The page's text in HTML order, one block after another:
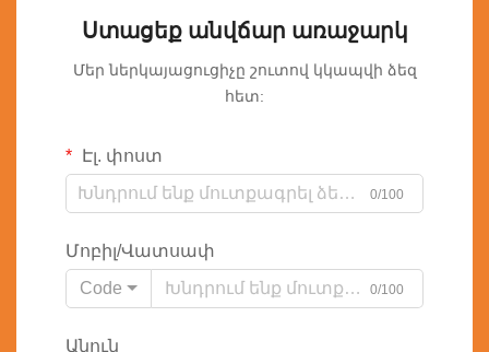
Ստացեք անվճար առաջարկ
Մեր ներկայացուցիչը շուտով կկապվի ձեզ
հետ:
Էլ. փոստ
0/100
Մոբիլ/Վատսափ
Code
0/100
Անուն